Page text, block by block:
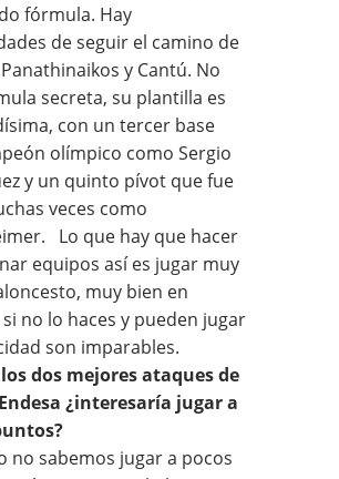
fórmula. Hay
de seguir el camino de
y Cantú. No
secreta, su plantilla es
con un tercer base
olímpico como Sergio
y un quinto pívot que fue
veces como
Lo que hay que hacer
equipos así es jugar muy
muy bien en
no lo haces y pueden jugar
son imparables.
dos mejores ataques de
¿interesaría jugar a
no sabemos jugar a pocos